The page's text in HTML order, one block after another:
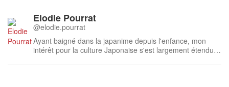
Elodie Pourrat
@elodie.pourrat
Ayant baigné dans la japanime depuis l'enfance, mon
intérêt pour la culture Japonaise s'est largement étendu